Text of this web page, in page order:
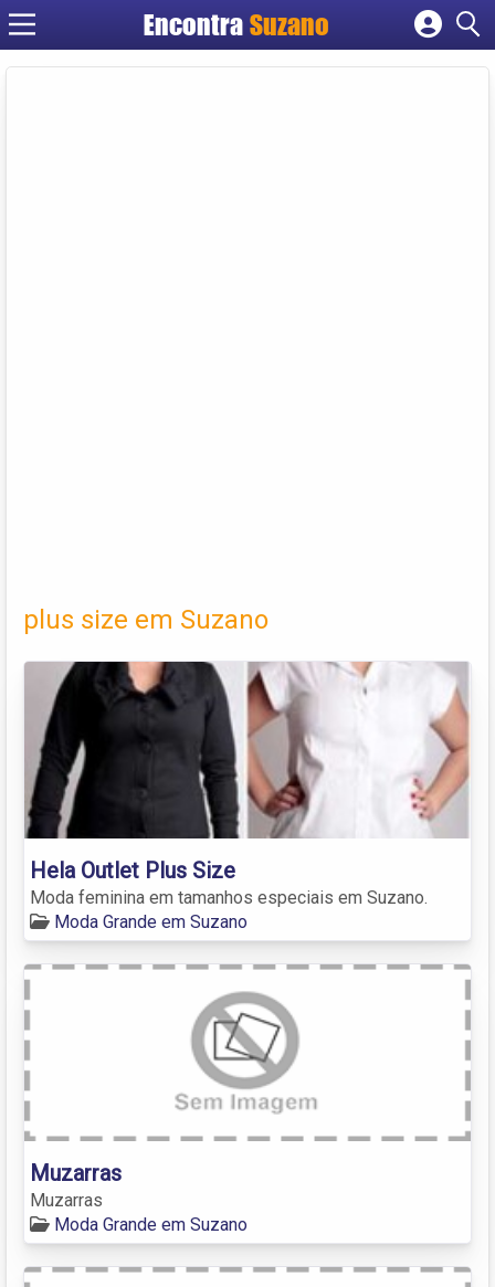
EncontraSuzano
Cadastrar empresa
plus size em Suzano
Hela Outlet Plus Size
Moda feminina em tamanhos especiais em Suzano.
Moda Grande em Suzano
Muzarras
Muzarras
Moda Grande em Suzano